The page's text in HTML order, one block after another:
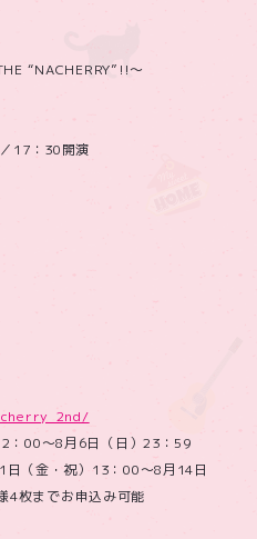
“NACHERRY”!!〜
17：30開演
：00～8月6日（日）23：59
（金・祝）13：00～8月14日
4枚までお申込み可能